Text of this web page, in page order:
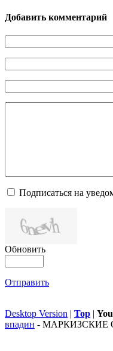
Добавить комментарий
Подписаться на
Обновить
Отправить
Desktop Version | Top |
впадин - МАРКИЗСКИЕ